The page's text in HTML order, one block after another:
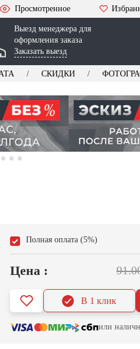
Просмотренное
Выезд менеджера для
оформления заказа
Заказать выезд
СКИДКИ
Полная оплата (5%)
Цена :
В 1 клик
или